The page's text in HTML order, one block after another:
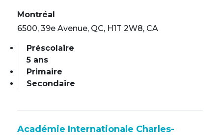
Montréal
6500, 39e Avenue, QC, H1T 2W8, CA
Préscolaire
5 ans
Primaire
Secondaire
Académie Internationale Charles-